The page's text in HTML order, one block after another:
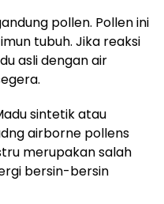
pollen. Pollen ini
tubuh. Jika reaksi
asli dengan air
sintetik atau
airborne pollens
merupakan salah
bersin-bersin